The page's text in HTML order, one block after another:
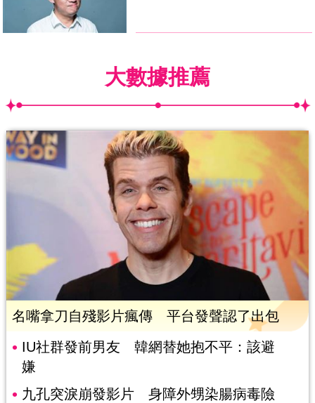
大數據推薦
名嘴拿刀自殘影片瘋傳 平台發聲認了出包
IU社群發前男友 韓網替她抱不平：該避
嫌
九孔突淚崩發影片 身障外甥染腸病毒險